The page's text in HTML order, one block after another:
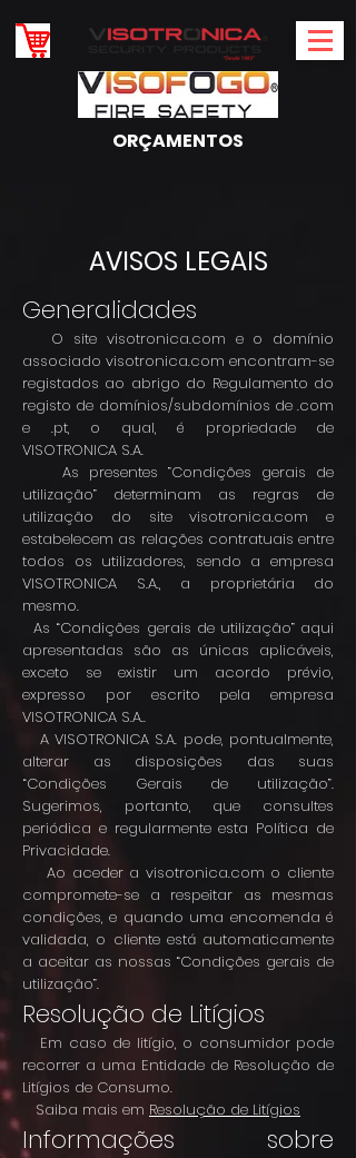
ORÇAMENTOS
AVISOS LEGAIS
Generalidades
O site visotronica.com e o domínio
associado visotronica.com encontram-se
registados ao abrigo do Regulamento do
registo de domínios/subdomínios de .com
e .pt, o qual, é propriedade de
VISOTRONICA S.A.
As presentes ”Condições gerais de
utilização” determinam as regras de
utilização do site visotronica.com e
estabelecem as relações contratuais entre
todos os utilizadores, sendo a empresa
VISOTRONICA S.A., a proprietária do
mesmo.
As “Condições gerais de utilização” aqui
apresentadas são as únicas aplicáveis,
exceto se existir um acordo prévio,
expresso por escrito pela empresa
VISOTRONICA S.A..
A VISOTRONICA S.A. pode, pontualmente,
alterar as disposições das suas
“Condições Gerais de utilização”.
Sugerimos, portanto, que consultes
periódica e regularmente esta Política de
Privacidade.
Ao aceder a visotronica.com o cliente
compromete-se a respeitar as mesmas
condições, e quando uma encomenda é
validada, o cliente está automaticamente
a aceitar as nossas “Condições gerais de
utilização”.
Resolução de Litígios
Em caso de litígio, o consumidor pode
recorrer a uma Entidade de Resolução de
Litígios de Consumo.
Saiba mais em Resolução de Litígios
Informações sobre